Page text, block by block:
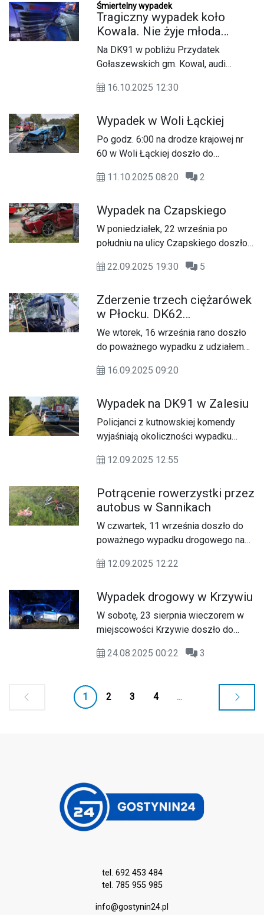
Śmiertelny wypadek
Tragiczny wypadek koło
Kowala. Nie żyje młoda
kobieta
Na DK91 w pobliżu Przydatek
Gołaszewskich gm. Kowal, audi
ciężarowym. W wypadku zginęła 20-
16.10.2025 12:30
Wypadek w Woli Łąckiej
Po godz. 6:00 na drodze krajowej nr
60 w Woli Łąckiej doszło do
11.10.2025 08:20
2
Wypadek na Czapskiego
W poniedziałek, 22 września po
południu na ulicy Czapskiego doszło
osobowych. Seniorka wymusiła
osoby trafiły do szpitala.
22.09.2025 19:30 5
Zderzenie trzech ciężarówek
w Płocku. DK62
zablokowana
We wtorek, 16 września rano doszło
do poważnego wypadku z udziałem
miejscu interweniowały służby, a
Warszawy jest zablokowana.
16.09.2025 09:20
Wypadek na DK91 w Zalesiu
Policjanci z kutnowskiej komendy
wyjaśniają okoliczności wypadku
DK91 w miejscowości Zalesie. Pojazd
zderzył się z autem ciężarowym. W
wyniku wypadku ciężko ranna została
34-letnia kierująca osobówką.
Apelujemy o zachowanie ostrożności
12.09.2025 12:55
Potrącenie rowerzystki przez
autobus w Sannikach
W czwartek, 11 września doszło do
poważnego wypadku drogowego na
rowerzystkę. Poszkodowana została
Lotnicze Pogotowie Ratunkowe.
12.09.2025 12:22
Wypadek drogowy w Krzywiu
W sobotę, 23 sierpnia wieczorem w
miejscowości Krzywie doszło do
osoby zostały poszkodowane i
24.08.2025 00:22 3
1 2 3 4 ...
tel. 692 453 484
tel. 785 955 985
info@gostynin24.pl